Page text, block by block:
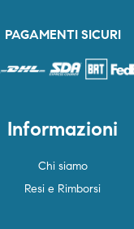
PAGAMENTI SICURI
Informazioni
Chi siamo
Resi e Rimborsi